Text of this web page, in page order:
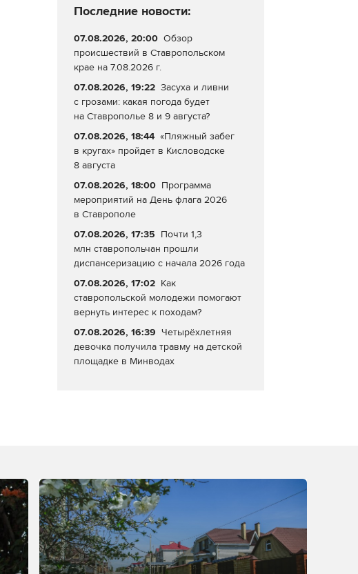
Последние новости:
07.08.2026, 20:00 Обзор
происшествий в Ставропольском
крае на 7.08.2026 г.
07.08.2026, 19:22 Засуха и ливни
с грозами: какая погода будет
на Ставрополье 8 и 9 августа?
07.08.2026, 18:44 «Пляжный забег
в кругах» пройдет в Кисловодске
8 августа
07.08.2026, 18:00 Программа
мероприятий на День флага 2026
в Ставрополе
07.08.2026, 17:35 Почти 1,3
млн ставропольчан прошли
диспансеризацию с начала 2026 года
07.08.2026, 17:02 Как
ставропольской молодежи помогают
вернуть интерес к походам?
07.08.2026, 16:39 Четырёхлетняя
девочка получила травму на детской
площадке в Минводах